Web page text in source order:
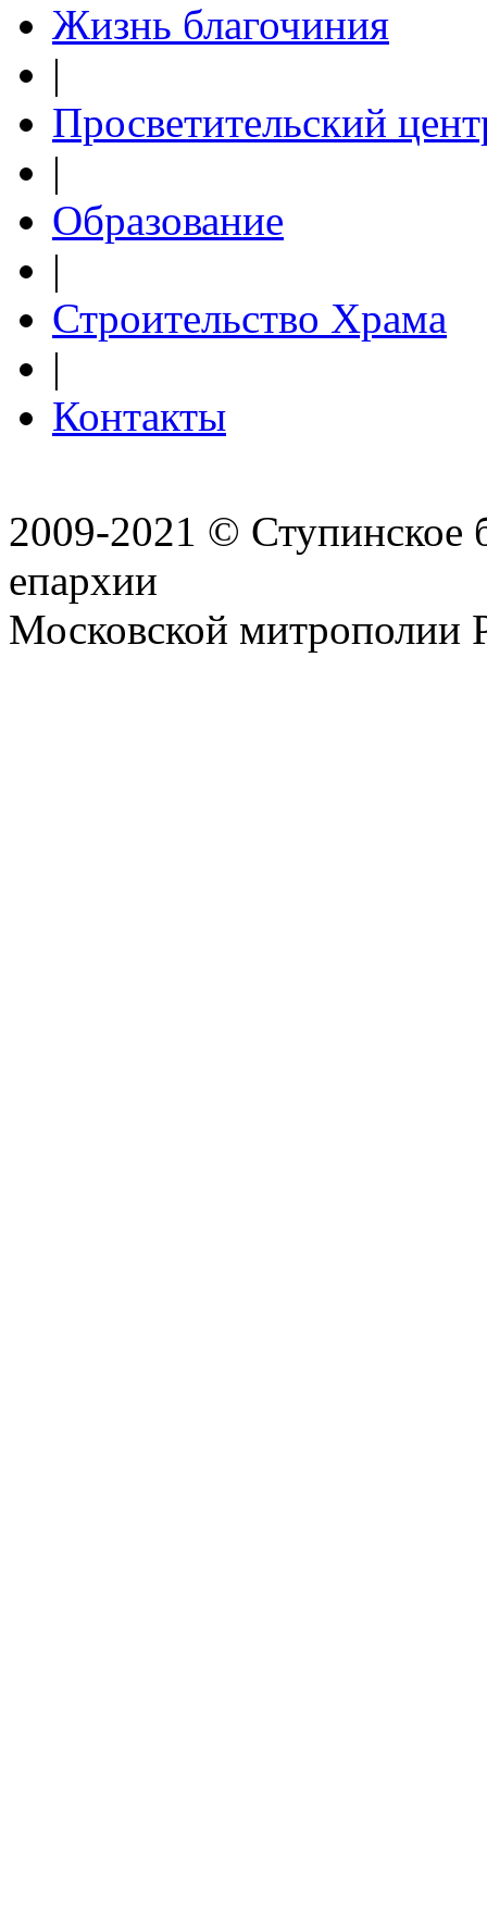
Жизнь благочиния
|
Просветительский
|
Образование
|
Строительство Храма
|
Контакты
2009-2021 © Ступинское
епархии
Московской митрополии